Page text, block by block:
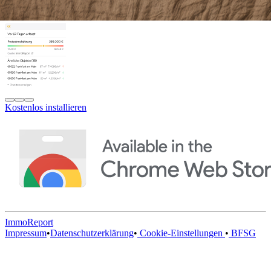
Kostenlos installieren
ImmoReport
Impressum•Datenschutzerklärung• Cookie-Einstellungen • BFSG